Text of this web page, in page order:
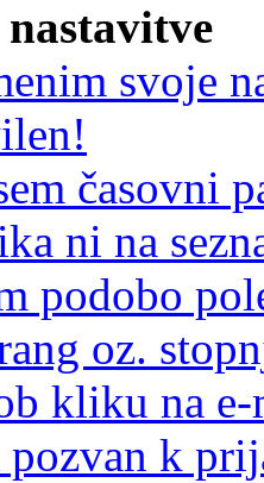
svoje
časovni
ni na
podobo
oz.
kliku na
pozvan k